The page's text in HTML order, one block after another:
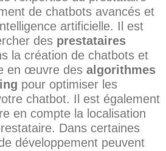
de chatbots avancés et
artificielle. Il est
des prestataires
la création de chatbots et
en œuvre des algorithmes
pour optimiser les
chatbot. Il est également
en compte la localisation
Dans certaines
développement peuvent